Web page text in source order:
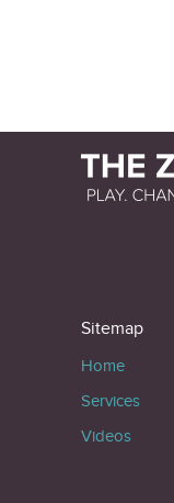
Sitemap
Home
Services
Videos